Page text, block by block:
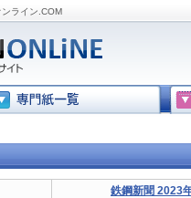
ライン.COM
鉄鋼新聞 2023